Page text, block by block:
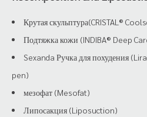
Крутая скульптура(CRISTAL®
Подтяжка кожи (INDIBA® Deep
Sexanda Ручка для похудения
pen)
мезофат (Mesofat)
Липосакция (Liposuction)